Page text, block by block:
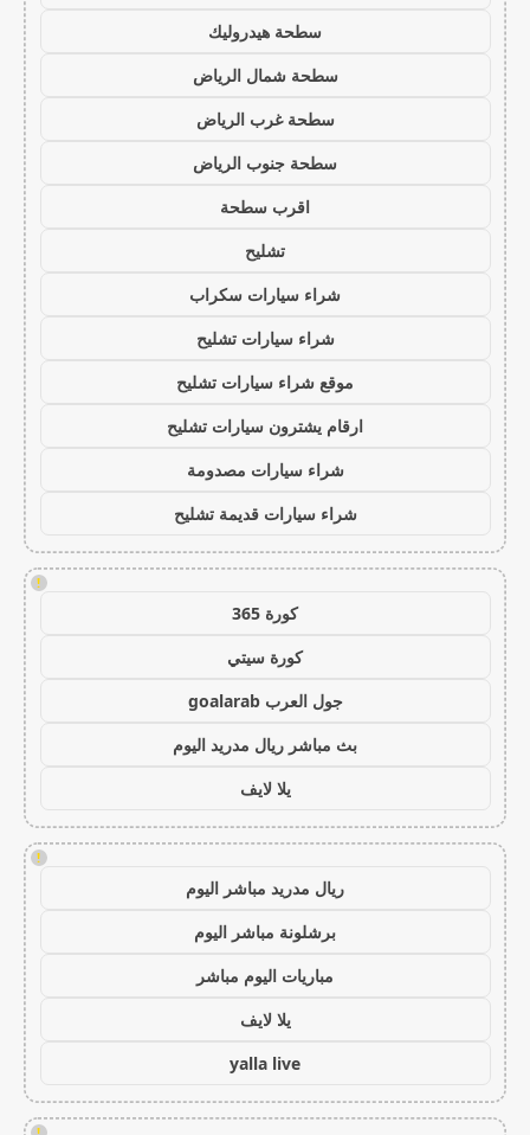
سطحة هيدروليك
سطحة شمال الرياض
سطحة غرب الرياض
سطحة جنوب الرياض
اقرب سطحة
تشليح
شراء سيارات سكراب
شراء سيارات تشليح
موقع شراء سيارات تشليح
ارقام يشترون سيارات تشليح
شراء سيارات مصدومة
شراء سيارات قديمة تشليح
!
كورة 365
كورة سيتي
جول العرب goalarab
بث مباشر ريال مدريد اليوم
يلا لايف
!
ريال مدريد مباشر اليوم
برشلونة مباشر اليوم
مباريات اليوم مباشر
يلا لايف
yalla live